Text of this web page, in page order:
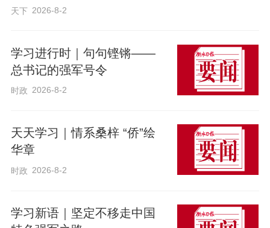
天下 2026-8-2
学习进行时｜句句铿锵——
总书记的强军号令
时政 2026-8-2
天天学习｜情系桑梓 “侨”绘
华章
时政 2026-8-2
学习新语｜坚定不移走中国